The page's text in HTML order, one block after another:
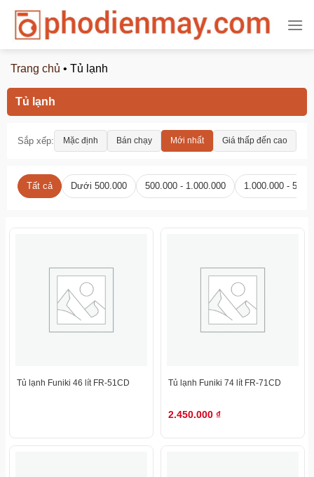
Chuyển
Trang chủ • Tủ lạnh
Tủ lạnh
Sắp xếp: Mặc định Bán chạy Mới nhất Giá thấp đến cao
Tất cả Dưới 500.000 500.000 - 1.000.000 1.000.000 -
Tủ lạnh Funiki 46 lít FR-51CD Tủ lạnh Funiki 74 lít FR-71CD
2.450.000 ₫